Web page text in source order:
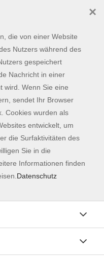
werden.
Kontaktformular
Impressum
AGB
Datenschutzerklärung
die von einer Website
Nutzers während des
gespeichert
Nachricht in einer
wird. Wenn Sie eine
sendet Ihr Browser
Cookies wurden als
entwickelt, um
die Surfaktivitäten des
Sie in die
Informationen finden
Datenschutz
×